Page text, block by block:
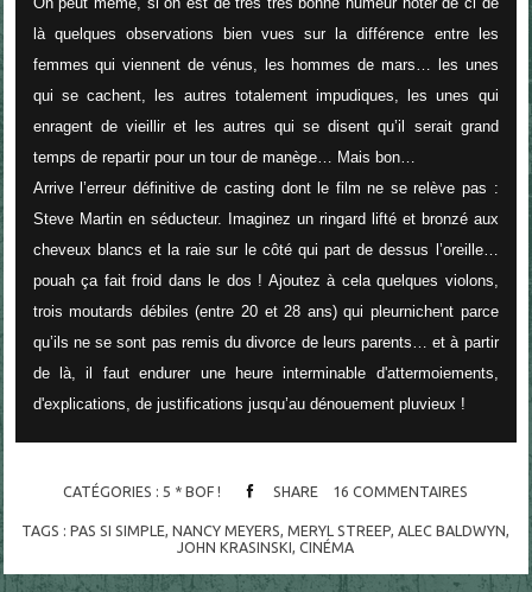
là quelques observations bien vues sur la différence entre les
femmes qui viennent de vénus, les hommes de mars… les unes
qui se cachent, les autres totalement impudiques, les unes qui
enragent de vieillir et les autres qui se disent qu’il serait grand
temps de repartir pour un tour de manège… Mais bon…
Arrive l’erreur définitive de casting dont le film ne se relève pas :
Steve Martin en séducteur. Imaginez un ringard lifté et bronzé aux
cheveux blancs et la raie sur le côté qui part de dessus l’oreille…
pouah ça fait froid dans le dos ! Ajoutez à cela quelques violons,
trois moutards débiles (entre 20 et 28 ans) qui pleurnichent parce
qu’ils ne se sont pas remis du divorce de leurs parents… et à partir
de là, il faut endurer une heure interminable d'attermoiements,
d'explications, de justifications jusqu’au dénouement pluvieux !
CATÉGORIES : 5 * BOF ! SHARE 16 COMMENTAIRES
TAGS :PAS SI SIMPLE ,NANCY MEYERS ,MERYL STREEP ALEC BALDWYN
JOHN KRASINSKI ,CINÉMA